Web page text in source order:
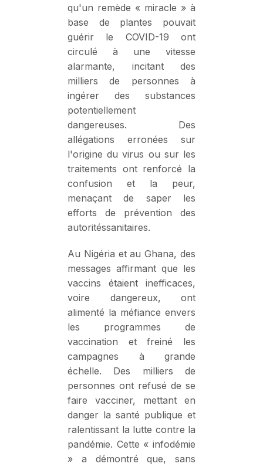
qu'un remède « miracle » à
base de plantes pouvait
guérir le COVID-19 ont
circulé à une vitesse
alarmante, incitant des
milliers de personnes à
ingérer des substances
potentiellement
dangereuses. Des
allégations erronées sur
l'origine du virus ou sur les
traitements ont renforcé la
confusion et la peur,
menaçant de saper les
efforts de prévention des
autoritéssanitaires.
Au Nigéria et au Ghana, des
messages affirmant que les
vaccins étaient inefficaces,
voire dangereux, ont
alimenté la méfiance envers
les programmes de
vaccination et freiné les
campagnes à grande
échelle. Des milliers de
personnes ont refusé de se
faire vacciner, mettant en
danger la santé publique et
ralentissant la lutte contre la
pandémie. Cette « infodémie
» a démontré que, sans